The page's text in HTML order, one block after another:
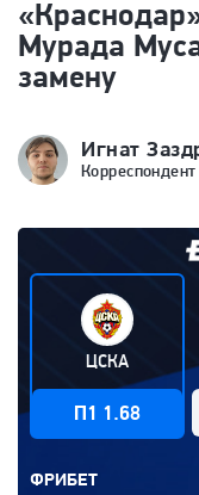
Мурада
замену
Игнат
Корреспондент
ЦСКА
П1 1.68
ФРИБЕТ